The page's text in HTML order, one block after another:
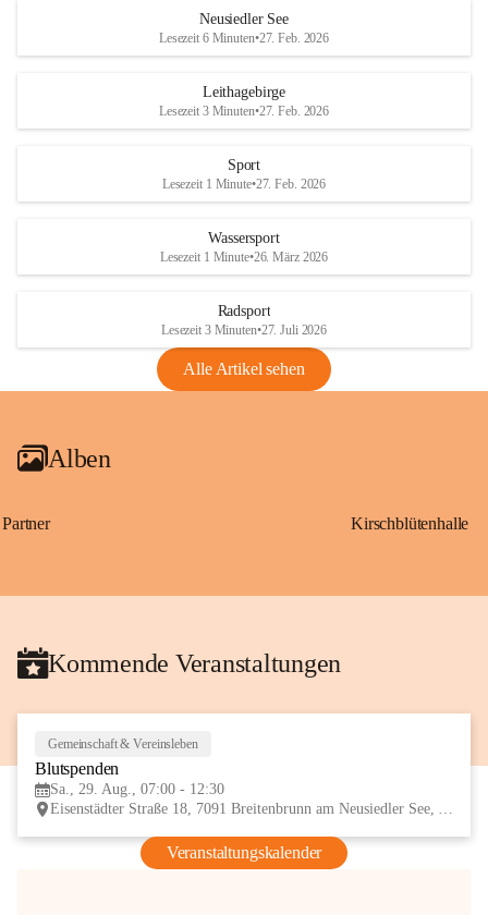
S
und den daraus folgenden wirtschaftlichen
Maßnahmen zur Bekämpfung
Rebe und der Amerikanischen
Anhang VBl. EU Nr. 18
1 Seite•1,4 MB
VBl. EU Nr. 18_2026
r
S
Neusiedler See
Lesezeit 6 Minuten•27. Feb. 2026
Leithagebirge
Lesezeit 3 Minuten•27. Feb. 2026
Sport
Lesezeit 1 Minute•27. Feb. 2026
Wassersport
Lesezeit 1 Minute•26. März 2026
Radsport
Lesezeit 3 Minuten•27. Juli 2026
Alle Artikel sehen
Alben
Partner Kirschblütenhalle
Kommende Veranstaltungen
Gemeinschaft & Vereinsleben
Blutspenden
Sa., 29. Aug., 07:00 - 12:30
Eisenstädter Straße 18, 7091 Breitenbrunn am Neusiedler See, AUT
Veranstaltungskalender